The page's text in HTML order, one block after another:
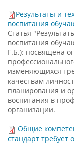
Результаты и
воспитания
Статья
воспитания
Г.Б.): посвящена
изменяющихся
качествам
планирования и
воспитания в
организации.
Общие
стандарт требует